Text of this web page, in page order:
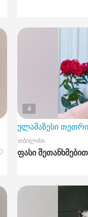
4
ულამაზესი
თბილისი
ფასი შეთანხმებით